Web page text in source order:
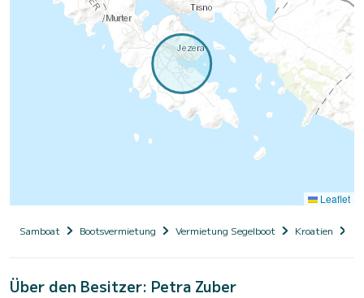
Leaflet
Samboat Bootsvermietung Vermietung Segelboot Kroatien
Über den Besitzer: Petra Zuber